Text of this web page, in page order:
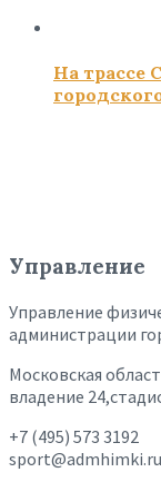
На трассе
Управление
Управление
администрации
Московская
владение
+7 (495) 573 3192
sport@admhimki.ru